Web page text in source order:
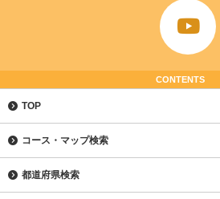
CONTENTS
TOP
コース・マップ検索
都道府県検索